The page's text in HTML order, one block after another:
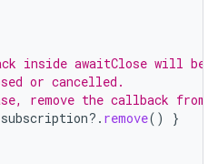
inside awaitClose will be
or cancelled.
remove the callback from
subscription?. remove()
}